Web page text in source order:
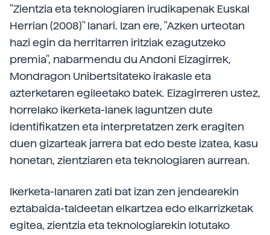
"Zientzia eta teknologiaren irudikapenak Euskal
Herrian (2008)" lanari. Izan ere, "Azken urteotan
hazi egin da herritarren iritziak ezagutzeko
premia", nabarmendu du Andoni Eizagirrek,
Mondragon Unibertsitateko irakasle eta
azterketaren egileetako batek. Eizagirreren ustez,
horrelako ikerketa-lanek laguntzen dute
identifikatzen eta interpretatzen zerk eragiten
duen gizarteak jarrera bat edo beste izatea, kasu
honetan, zientziaren eta teknologiaren aurrean.
Ikerketa-lanaren zati bat izan zen jendearekin
eztabaida-taldeetan elkartzea edo elkarrizketak
egitea, zientzia eta teknologiarekin lotutako